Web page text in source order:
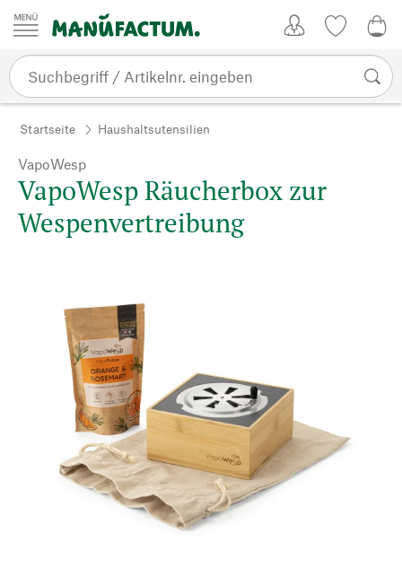
Zum Inhalt springen
Startseite Haushaltsutensilien
VapoWesp
VapoWesp Räucherbox zur
Wespenvertreibung